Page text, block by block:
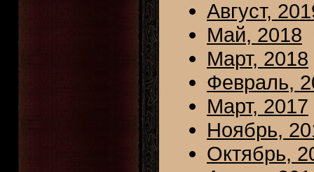
Август,
Май, 2018
Март, 2018
Февраль,
Март, 2017
Ноябрь,
Октябрь,